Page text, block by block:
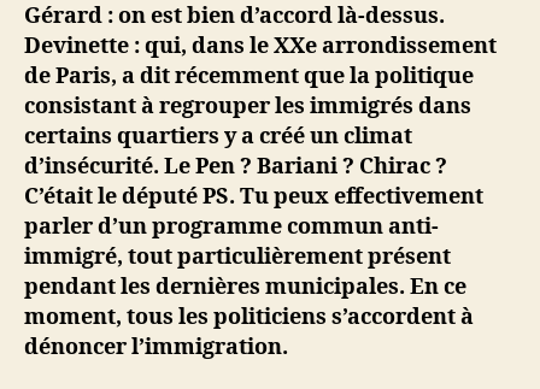
Gérard : on est bien d’accord là-dessus.
Devinette : qui, dans le XXe arrondissement
de Paris, a dit récemment que la politique
consistant à regrouper les immigrés dans
certains quartiers y a créé un climat
d’insécurité. Le Pen ? Bariani ? Chirac ?
C’était le député PS. Tu peux effectivement
parler d’un programme commun anti-
immigré, tout particulièrement présent
pendant les dernières municipales. En ce
moment, tous les politiciens s’accordent à
dénoncer l’immigration.